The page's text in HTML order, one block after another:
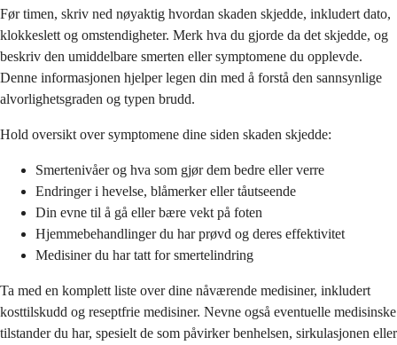
Før timen, skriv ned nøyaktig hvordan skaden skjedde, inkludert dato,
klokkeslett og omstendigheter. Merk hva du gjorde da det skjedde, og
beskriv den umiddelbare smerten eller symptomene du opplevde.
Denne informasjonen hjelper legen din med å forstå den sannsynlige
alvorlighetsgraden og typen brudd.
Hold oversikt over symptomene dine siden skaden skjedde:
Smertenivåer og hva som gjør dem bedre eller verre
Endringer i hevelse, blåmerker eller tåutseende
Din evne til å gå eller bære vekt på foten
Hjemmebehandlinger du har prøvd og deres effektivitet
Medisiner du har tatt for smertelindring
Ta med en komplett liste over dine nåværende medisiner, inkludert
kosttilskudd og reseptfrie medisiner. Nevne også eventuelle medisinske
tilstander du har, spesielt de som påvirker benhelsen, sirkulasjonen eller